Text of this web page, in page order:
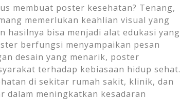
membuat poster kesehatan? Tenang,
memerlukan keahlian visual yang
hasilnya bisa menjadi alat edukasi yang
berfungsi menyampaikan pesan
desain yang menarik, poster
terhadap kebiasaan hidup sehat.
di sekitar rumah sakit, klinik, dan
dalam meningkatkan kesadaran